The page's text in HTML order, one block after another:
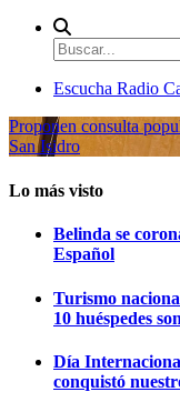
Escucha Radio
Proponen consulta
San Isidro
Lo más visto
Belinda se
Español
Turismo
10 huéspedes
Día
conquistó